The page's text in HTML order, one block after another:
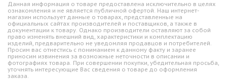
Данная информация о товаре предоставлена исключительно в целях
ознакомления и не является публичной офертой. Наш интернет-
магазин использует данные о товарах, представленные на
официальных сайтах производителей и поставщиков, а также в
документации к товару. Однако производители оставляют за собой
право изменять внешний вид, характеристики и комплектацию
изделий, предварительно не уведомляя продавцов и потребителей.
Просим вас отнестись с пониманием к данному факту и заранее
приносим извинения за возможные неточности в описании и
фотографиях товара. При совершении покупки, убедительная просьба,
уточнять интересующие Вас сведения о товаре до оформления
заказа.